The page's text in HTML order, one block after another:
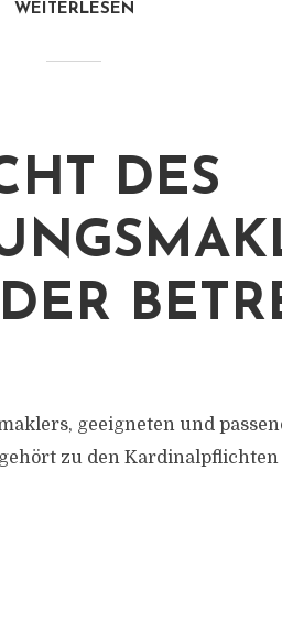
WEITERLESEN
DES
geeigneten und
zu den Kardinalpflichten